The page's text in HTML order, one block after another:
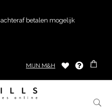
achteraf betalen mogelijk
MIJN M&H